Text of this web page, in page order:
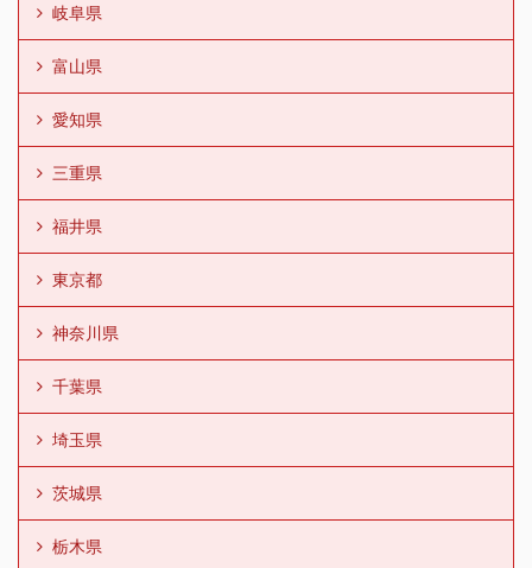
岐阜県
富山県
愛知県
三重県
福井県
東京都
神奈川県
千葉県
埼玉県
茨城県
栃木県